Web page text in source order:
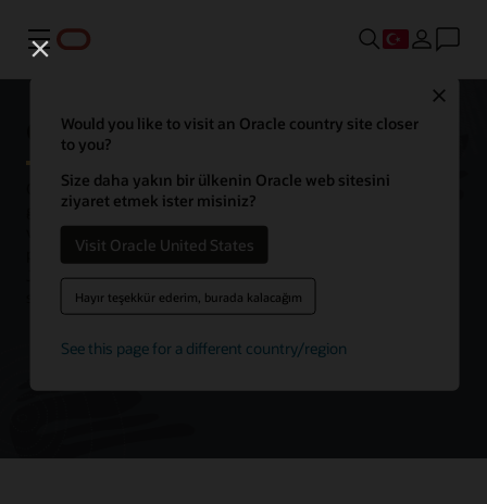
Menü
Would you like to visit an Oracle country site closer
to you?
Size daha yakın bir ülkenin Oracle web sitesini
ziyaret etmek ister misiniz?
Visit Oracle United States
Hayır teşekkür ederim, burada kalacağım
See this page for a different country/region
Oracle WebLogic Server
Oracle WebLogic Server, işletme içinde ve bulut ortamında Java
gibi kurumsal uygulama yazılımları geliştirmek, konuşlandırmak
ve çalıştırmak için tasarlanmış birleşik ve genişletilebilir bir
platformdur. WebLogic Server, Java Enterprise Edition (EE) ve
Jakarta EE'nin sağlam, eksiksiz ve ölçeklenebilir bir uygulamasını